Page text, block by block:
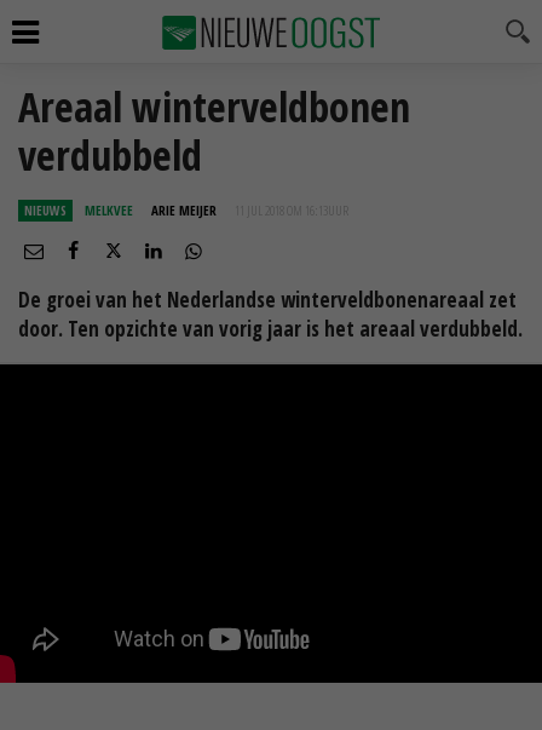
Areaal winterveldbonen
verdubbeld
NIEUWS MELKVEE ARIE MEIJER 11 JUL 2018 OM 16:13
De groei van het Nederlandse winterveldbonenareaal zet
door. Ten opzichte van vorig jaar is het areaal verdubbeld.